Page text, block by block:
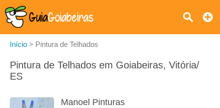
Início > Pintura de Telhados
Pintura de Telhados em Goiabeiras, Vitória/
ES
Manoel Pinturas